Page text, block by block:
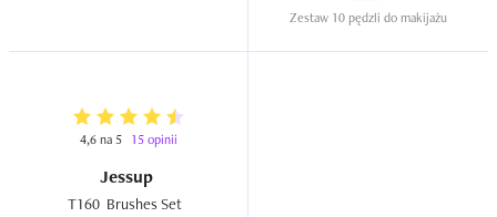
Zestaw 10 pędzli do makijażu
4,6 na 5 15 opinii
Jessup